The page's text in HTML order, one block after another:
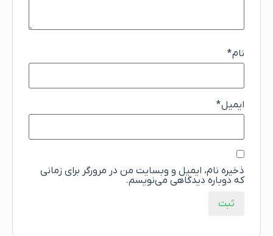
نام*
ایمیل*
ذخیره نام، ایمیل و وبسایت من در مرورگر برای زمانی
که دوباره دیدگاهی می‌نویسم.